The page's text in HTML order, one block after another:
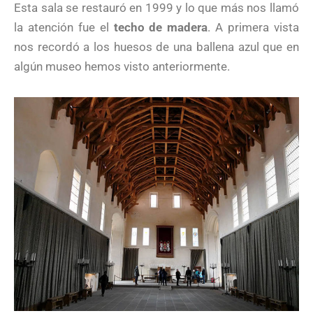
Esta sala se restauró en 1999 y lo que más nos llamó
la atención fue el techo de madera. A primera vista
nos recordó a los huesos de una ballena azul que en
algún museo hemos visto anteriormente.